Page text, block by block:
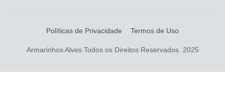
Políticas de Privacidade Termos de Uso
Armarinhos Alves Todos os Direitos Reservados. 2025